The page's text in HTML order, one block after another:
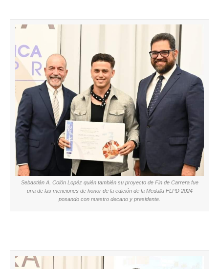
Sebastián A. Colón Lopéz quién también su proyecto de Fin de Carrera fue
una de las menciones de honor de la edición de la Medalla FLPD 2024
posando con nuestro decano y presidente.